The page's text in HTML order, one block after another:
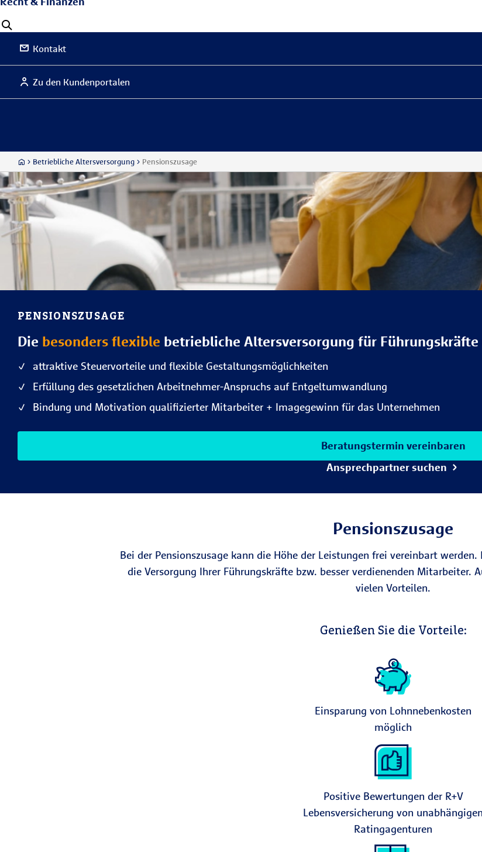
Kontakt
Zu den Kundenportalen
Betriebliche Altersversorgung Pensionszusage
PENSIONSZUSAGE
Die besonders flexible betriebliche Altersversorgung für
attraktive Steuervorteile und flexible Gestaltungsmöglichkeiten
Erfüllung des gesetzlichen Arbeitnehmer-Anspruchs auf Entgeltumwandlung
Bindung und Motivation qualifizierter Mitarbeiter + Imagegewinn für das Unternehmen
Beratungstermin vereinbaren
Ansprechpartner suchen
Pensionszusage
Bei der Pensionszusage kann die Höhe der Leistungen frei vereinbart
die Versorgung Ihrer Führungskräfte bzw. besser verdienenden Mitarbeiter.
vielen Vorteilen.
Genießen Sie die Vorteile:
Einsparung von Lohnnebenkosten
möglich
Positive Bewertungen der R+V
Lebensversicherung von unabhängigen
Ratingagenturen